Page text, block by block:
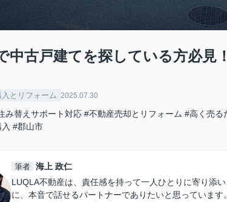
中古戸建てを探している方必見
とリフォーム 2025.07.30
み替えサポート対応 #不動産売却とリフォーム #高く売る
#郡山市
筆者 海上 政仁
LUQLA不動産は、責任感を持って一人ひとりに寄り添
に、本音で話せるパートナーでありたいと思っていま